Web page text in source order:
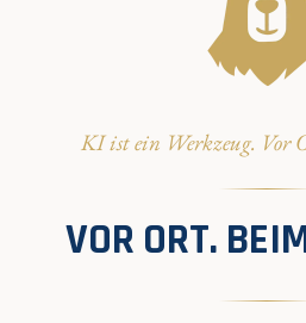
KI ist ein Werkzeug. Vor
VOR ORT.